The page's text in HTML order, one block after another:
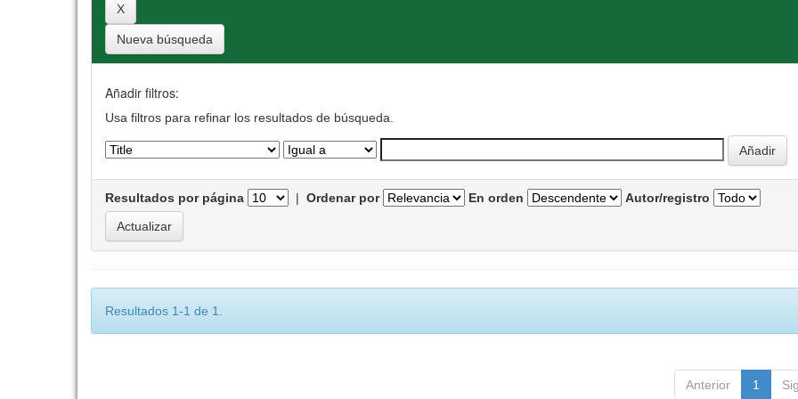
Nueva búsqueda
Añadir filtros:
Usa filtros para refinar los resultados de búsqueda.
Resultados por página | Ordenar por En orden Autor/registro
Resultados 1-1 de 1.
Anterior 1